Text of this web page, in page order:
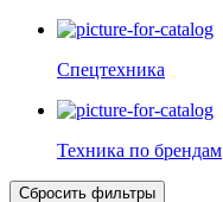
Спецтехника
Техника по брендам